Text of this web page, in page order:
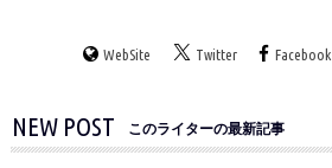
WebSite Twitter Facebook
NEW POST このライターの最新記事